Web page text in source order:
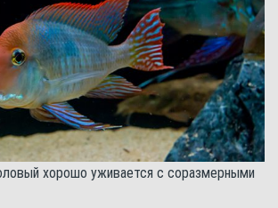
хорошо уживается с соразмерными